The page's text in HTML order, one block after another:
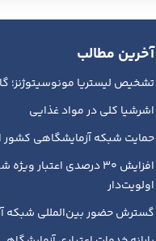
آخرین مطالب
تشخیص لیستریا مونوسیتوژنز؛
اشرشیا کلی در مواد غذایی
حمایت شبکه آزمایشگاهی کشور
افزایش ۳۰ درصدی
اولویت‌دار
گسترش حضور بین‌المللی شبکه